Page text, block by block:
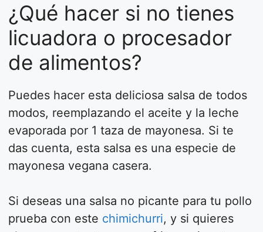
¿Qué hacer si no tienes
licuadora o procesador
de alimentos?
Puedes hacer esta deliciosa salsa de todos
modos, reemplazando el aceite y la leche
evaporada por 1 taza de mayonesa. Si te
das cuenta, esta salsa es una especie de
mayonesa vegana casera.
Si deseas una salsa no picante para tu pollo
prueba con este chimichurri, y si quieres